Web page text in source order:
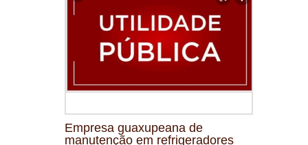
Empresa guaxupeana de
manutenção em refrigeradores